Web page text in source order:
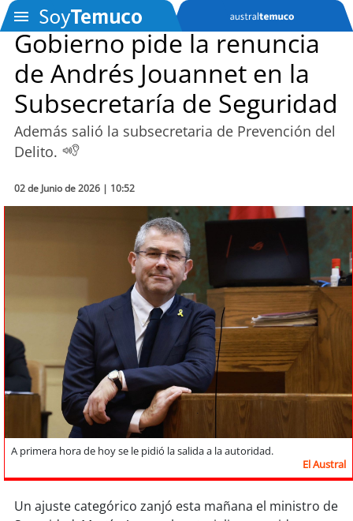
SOYTV
Podcast
Entretención
Tecnología
Sostenibilidad
soy chile
soyarica
soyiquique
Gobierno pide la renuncia
de Andrés Jouannet en la
Subsecretaría de Seguridad
Además salió la subsecretaria de Prevención del
Delito.
02 de Junio de 2026 | 10:52
A primera hora de hoy se le pidió la salida a la autoridad.
El Austral
Un ajuste categórico zanjó esta mañana el ministro de